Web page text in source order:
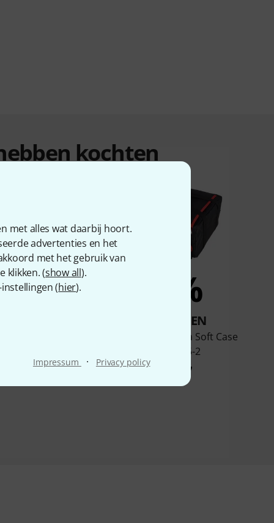
met alles wat daarbij hoort.
advertenties en het
met het gebruik van
klikken. (show all).
(hier).
Impressum · Privacy policy
kochten
20,90
5%
KOCHTEN
Flyht Pro Gorilla Soft Case
GAC145-2
€ 27